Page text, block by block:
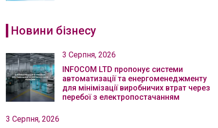
Новини бізнесу
3 Серпня, 2026
INFOCOM LTD пропонує системи
автоматизації та енергоменеджменту
для мінімізації виробничих втрат через
перебої з електропостачанням
3 Серпня, 2026